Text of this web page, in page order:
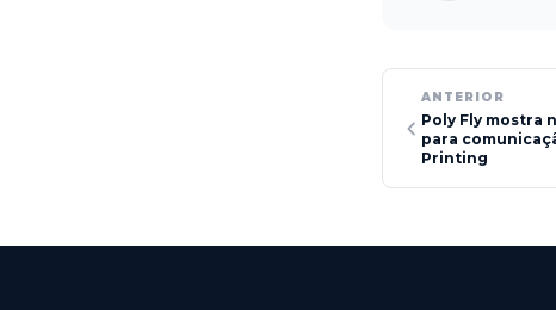
ANTERIOR
Poly Fly mostra
para
Printing